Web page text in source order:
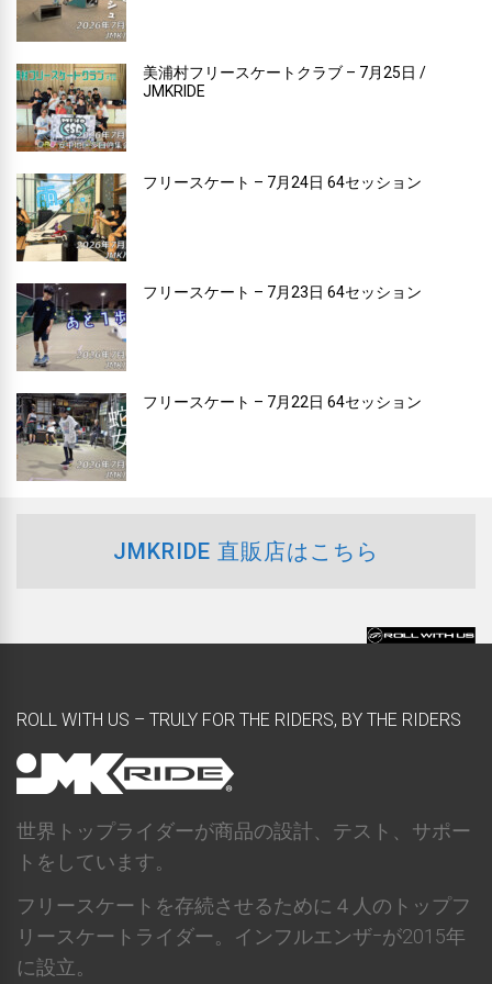
美浦村フリースケートクラブ – 7月25日 /
JMKRIDE
フリースケート – 7月24日 64セッション
フリースケート – 7月23日 64セッション
フリースケート – 7月22日 64セッション
JMKRIDE 直販店はこちら
ROLL WITH US – TRULY FOR THE RIDERS, BY THE RIDERS
世界トップライダーが商品の設計、テスト、サポー
トをしています。
フリースケートを存続させるために４人のトップフ
リースケートライダー。インフルエンザｰが2015年
に設立。